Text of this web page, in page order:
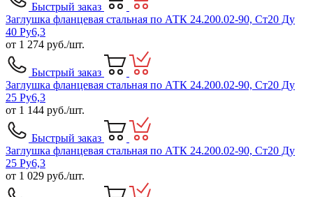
Быстрый заказ
Заглушка фланцевая стальная по АТК 24.200.02-90, Ст20 Ду
40 Ру6,3
от 1 274 руб./шт.
Быстрый заказ
Заглушка фланцевая стальная по АТК 24.200.02-90, Ст20 Ду
25 Ру6,3
от 1 144 руб./шт.
Быстрый заказ
Заглушка фланцевая стальная по АТК 24.200.02-90, Ст20 Ду
25 Ру6,3
от 1 029 руб./шт.